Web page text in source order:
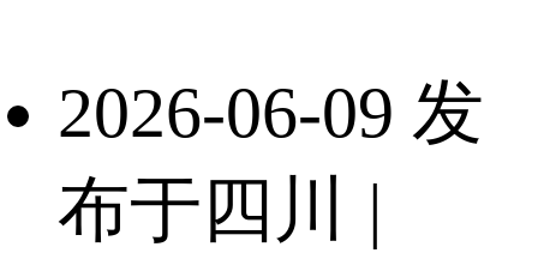
2026-06-09 发
布于四川
|